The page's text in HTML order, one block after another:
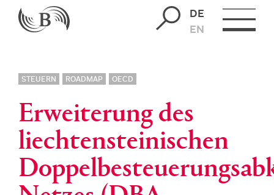
DE
EN
STEUERN ROADMAP OECD
Erweiterung des
liechtensteinischen